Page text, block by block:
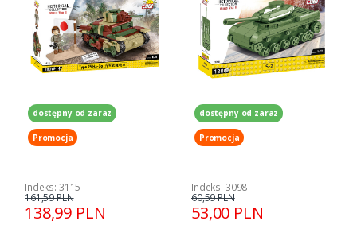
dostępny od zaraz
Promocja
Indeks: 3115
138,99 PLN
161,59 PLN
dostępny od zaraz
Promocja
Indeks: 3098
53,00 PLN
60,59 PLN